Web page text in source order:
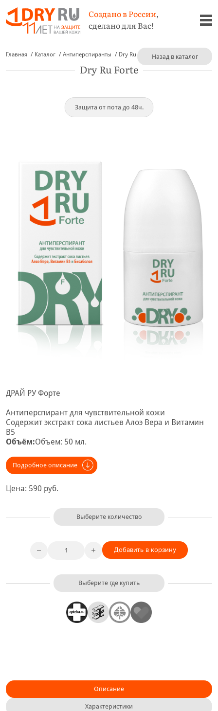
Создано в России,
сделано для Вас!
Главная Каталог Антиперспиранты Dry Ru Forte
Dry Ru Forte
Назад в каталог
Защита от пота до 48ч.
ДРАЙ РУ Форте
Антиперспирант для чувствительной кожи
Содержит экстракт сока листьев Алоэ Вера и Витамин
В5
Объём:Объем: 50 мл.
Подробное описание
Цена: 590 руб.
Выберите количество
Добавить в корзину
Выберите где купить
Описание
Характеристики